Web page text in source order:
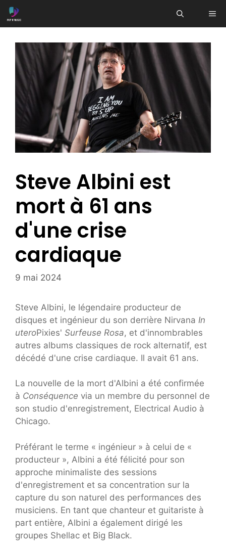
Aller
au
Steve Albini est
mort à 61 ans
d'une crise
cardiaque
9 mai 2024
Steve Albini, le légendaire producteur de
disques et ingénieur du son derrière Nirvana In
uteroPixies' Surfeuse Rosa, et d'innombrables
autres albums classiques de rock alternatif, est
décédé d'une crise cardiaque. Il avait 61 ans.
La nouvelle de la mort d'Albini a été confirmée
à Conséquence via un membre du personnel de
son studio d'enregistrement, Electrical Audio à
Chicago.
Préférant le terme « ingénieur » à celui de «
producteur », Albini a été félicité pour son
approche minimaliste des sessions
d'enregistrement et sa concentration sur la
capture du son naturel des performances des
musiciens. En tant que chanteur et guitariste à
part entière, Albini a également dirigé les
groupes Shellac et Big Black.